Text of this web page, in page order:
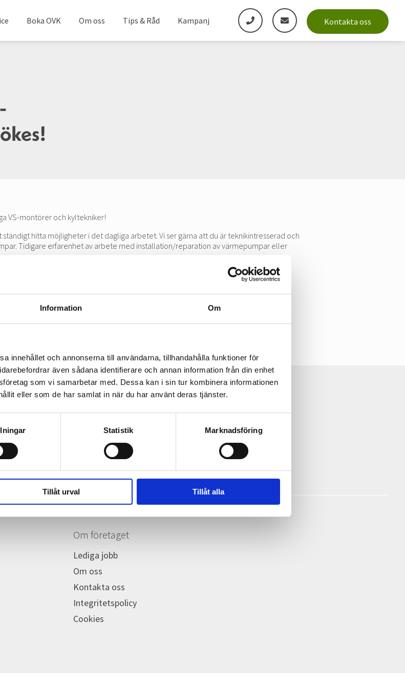
Information Om
innehållet och annonserna till användarna, tillhandahålla funktioner för
även sådana identifierare och annan information från din enhet
som vi samarbetar med. Dessa kan i sin tur kombinera informationen
eller som de har samlat in när du har använt deras tjänster.
Statistik Marknadsföring
Tillåt urval Tillåt alla
Boka OVK Om oss Tips & Råd Kampanj Kontakta oss
VS-montörer och kyltekniker!
hitta möjligheter i det dagliga arbetet. Vi ser gärna att du är teknikintresserad och
Tidigare erfarenhet av arbete med installation/reparation av värmepumpar eller
inom branschen. Vi är ett glatt team som levererar högkvalitativa
utvecklas och ha roligt! Låter det som något för dig? Sök tjänsten redan idag!
Kontakta oss
passar bäst i ditt hem? Slå oss en signal så hjälper vi dig att hitta rätt.
Om företaget
Lediga jobb
Om oss
Kontakta oss
Integritetspolicy
Cookies